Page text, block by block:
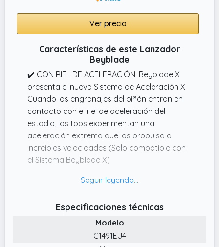
Ver precio
Características de este Lanzador
Beyblade
✔️ CON RIEL DE ACELERACIÓN: Beyblade X
presenta el nuevo Sistema de Aceleración X.
Cuando los engranajes del piñón entran en
contacto con el riel de aceleración del
estadio, los tops experimentan una
aceleración extrema que los propulsa a
increíbles velocidades (Solo compatible con
el Sistema Beyblade X)
X trae la emoción de la competencia con
los aspirantes a maestros de Beyblade a
mejorar su juego. Arma tu top, carga tu
Especificaciones técnicas
Modelo
G1491EU4